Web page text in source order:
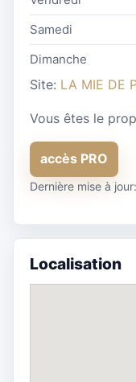
Samedi
Dimanche
Site: LA MIE DE
Vous êtes le
accès PRO
Dernière mise à
Localisation